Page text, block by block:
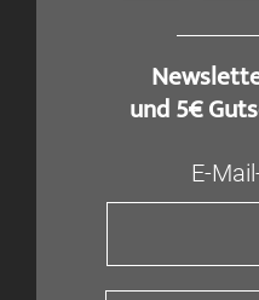
und 5€
E-